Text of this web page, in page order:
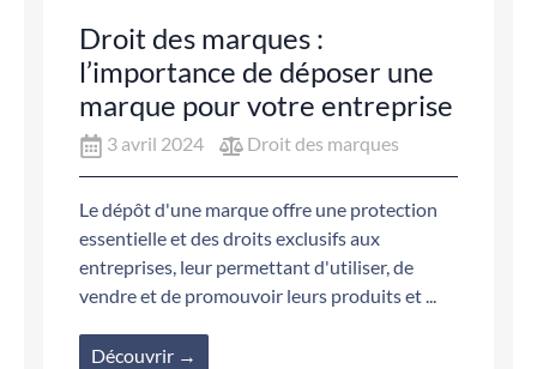
Droit des marques :
l’importance de déposer une
marque pour votre entreprise
3 avril 2024 Droit des marques
Le dépôt d'une marque offre une protection
essentielle et des droits exclusifs aux
entreprises, leur permettant d'utiliser, de
vendre et de promouvoir leurs produits et ...
Découvrir →